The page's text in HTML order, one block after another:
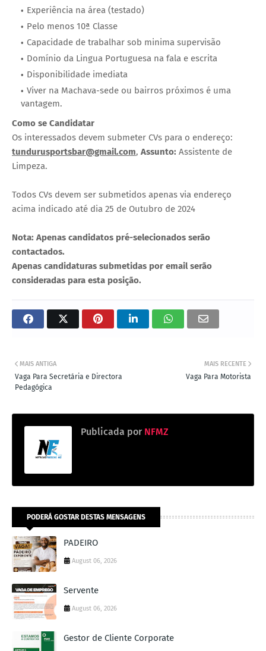
Experiência na área (testado)
Pelo menos 10ª Classe
Capacidade de trabalhar sob minima supervisão
Domínio da Lingua Portuguesa na fala e escrita
Disponibilidade imediata
Viver na Machava-sede ou bairros próximos é uma
vantagem.
Como se Candidatar
Os interessados devem submeter CVs para o endereço:
tundurusportsbar@gmail.com, Assunto: Assistente de
Limpeza.
Todos CVs devem ser submetidos apenas via endereço
acima indicado até dia 25 de Outubro de 2024
Nota: Apenas candidatos pré-selecionados serão
contactados.
Apenas candidaturas submetidas por email serão
consideradas para esta posição.
MAIS RECENTE
Vaga Para Motorista
MAIS ANTIGA
Vaga Para Secretária e Directora
Pedagógica
Publicada por NFMZ
PODERÁ GOSTAR DESTAS MENSAGENS
PADEIRO
August 06, 2026
Servente
August 06, 2026
Gestor de Cliente Corporate